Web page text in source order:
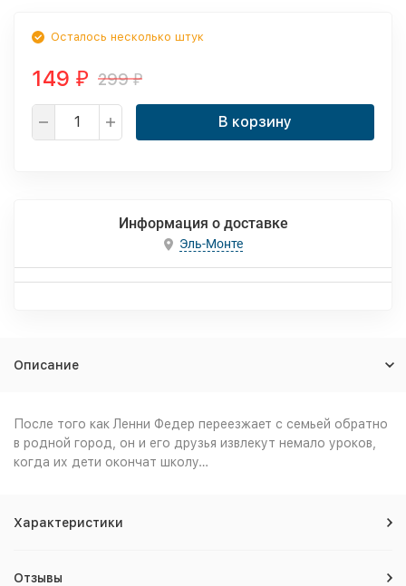
Осталось несколько штук
149 ₽ 299₽
В корзину
Информация о доставке
Эль-Монте
Описание
После того как Ленни Федер переезжает с семьей обратно
в родной город, он и его друзья извлекут немало уроков,
когда их дети окончат школу…
Характеристики
Отзывы